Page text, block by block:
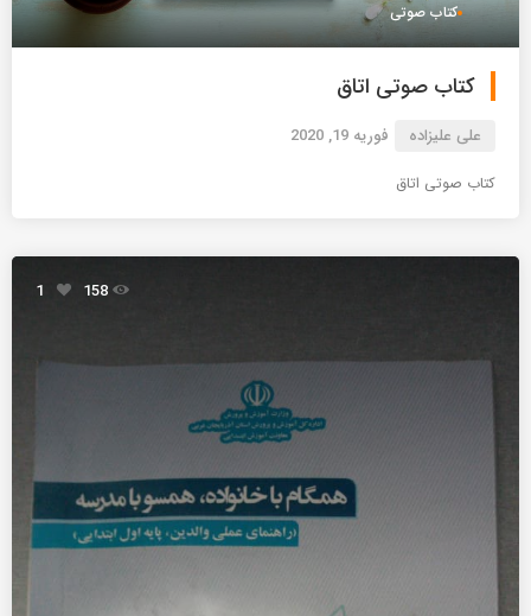
کتاب صوتی
کتاب صوتی اتاق
علی علیزاده فوریه 19, 2020
کتاب صوتی اتاق
158